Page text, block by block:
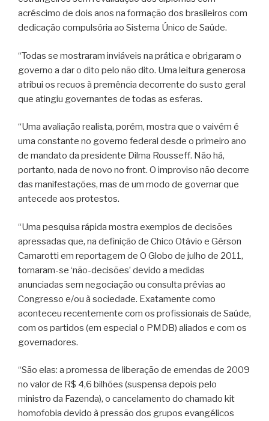
acréscimo de dois anos na formação dos brasileiros com
dedicação compulsória ao Sistema Único de Saúde.
“Todas se mostraram inviáveis na prática e obrigaram o
governo a dar o dito pelo não dito. Uma leitura generosa
atribui os recuos à premência decorrente do susto geral
que atingiu governantes de todas as esferas.
“Uma avaliação realista, porém, mostra que o vaivém é
uma constante no governo federal desde o primeiro ano
de mandato da presidente Dilma Rousseff. Não há,
portanto, nada de novo no front. O improviso não decorre
das manifestações, mas de um modo de governar que
antecede aos protestos.
“Uma pesquisa rápida mostra exemplos de decisões
apressadas que, na definição de Chico Otávio e Gérson
Camarotti em reportagem de O Globo de julho de 2011,
tornaram-se ‘não-decisões’ devido a medidas
anunciadas sem negociação ou consulta prévias ao
Congresso e/ou à sociedade. Exatamente como
aconteceu recentemente com os profissionais de Saúde,
com os partidos (em especial o PMDB) aliados e com os
governadores.
“São elas: a promessa de liberação de emendas de 2009
no valor de R$ 4,6 bilhões (suspensa depois pelo
ministro da Fazenda), o cancelamento do chamado kit
homofobia devido à pressão dos grupos evangélicos